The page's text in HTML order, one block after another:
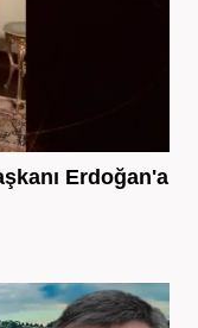
Erdoğan'a